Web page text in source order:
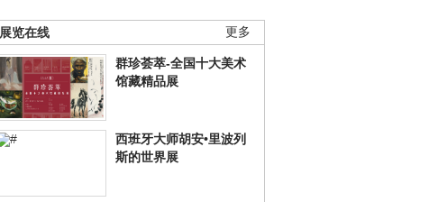
更多
展览在线
群珍荟萃-全国十大美术
馆藏精品展
西班牙大师胡安•里波列
斯的世界展